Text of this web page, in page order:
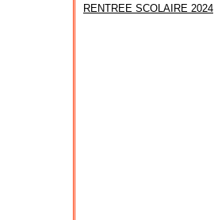
RENTREE SCOLAIRE 2024